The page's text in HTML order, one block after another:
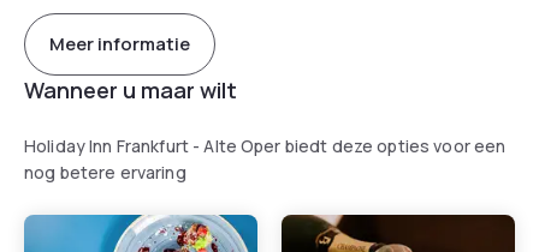
Meer informatie
Wanneer u maar wilt
Holiday Inn Frankfurt - Alte Oper biedt deze opties voor een
nog betere ervaring